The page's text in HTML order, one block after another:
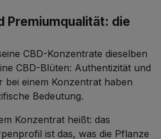
Premiumqualität: die
CBD-Konzentrate dieselben
CBD-Blüten: Authentizität und
bei einem Konzentrat haben
Bedeutung.
Konzentrat heißt: das
ist das, was die Pflanze